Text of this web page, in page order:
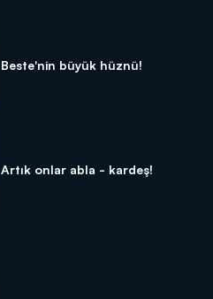
Beste'nin büyük hüznü!
Artık onlar abla - kardeş!